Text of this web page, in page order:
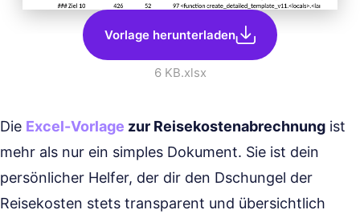
Vorlage herunterladen
6 KB.xlsx
Die Excel-Vorlage zur Reisekostenabrechnung ist
mehr als nur ein simples Dokument. Sie ist dein
persönlicher Helfer, der dir den Dschungel der
Reisekosten stets transparent und übersichtlich